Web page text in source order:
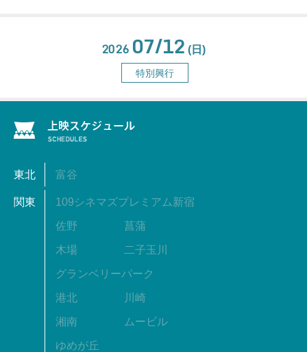
2026 07/12 (日)
特別興行
東北 富谷
関東 109シネマズプレミアム新宿
佐野 菖蒲
木場 二子玉川
グランベリーパーク
港北 川崎
湘南 ムービル
ゆめが丘